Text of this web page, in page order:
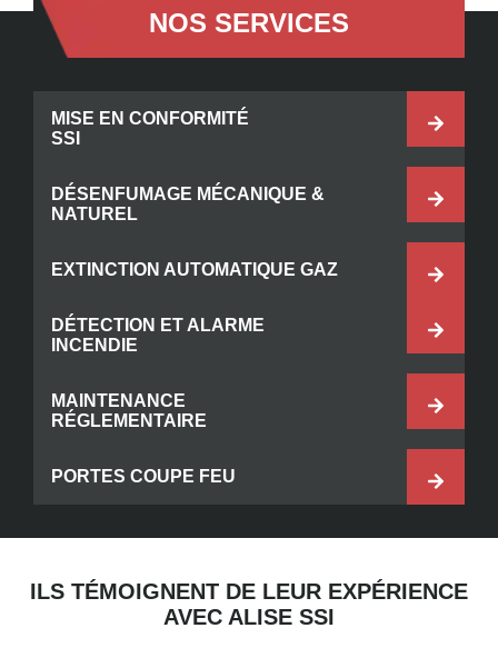
NOS SERVICES
MISE EN CONFORMITÉ
SSI
DÉSENFUMAGE MÉCANIQUE &
NATUREL
EXTINCTION AUTOMATIQUE GAZ
DÉTECTION ET ALARME
INCENDIE
MAINTENANCE
RÉGLEMENTAIRE
PORTES COUPE FEU
ILS TÉMOIGNENT DE LEUR EXPÉRIENCE
AVEC ALISE SSI